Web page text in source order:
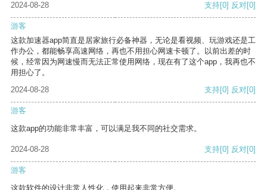
2024-08-28 支持[0] 反对[0]
游客
这款加速器app简直是居家旅行必备神器，无论是看视频、玩游戏还是工
作办公，都能畅享高速网络，再也不用担心网速卡顿了。以前出差的时
候，经常因为网速慢而无法正常使用网络，现在有了这个app，我再也不
用担心了。
2024-08-28
支持[0] 反对[0]
游客
这款app的功能非常丰富，可以满足我不同的社交需求。
2024-08-28 支持[0] 反对[0]
游客
这款软件的设计非常人性化，使用起来非常方便。